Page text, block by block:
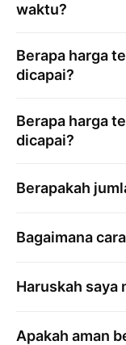
waktu?
Berapa harga
dicapai?
Berapa harga
dicapai?
Berapakah
Bagaimana
Haruskah saya
Apakah aman